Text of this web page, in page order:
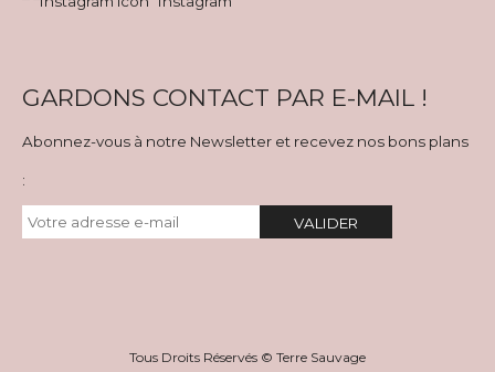
GARDONS CONTACT PAR E-MAIL !
Abonnez-vous à notre Newsletter et recevez nos bons plans
:
VALIDER
Tous Droits Réservés © Terre Sauvage